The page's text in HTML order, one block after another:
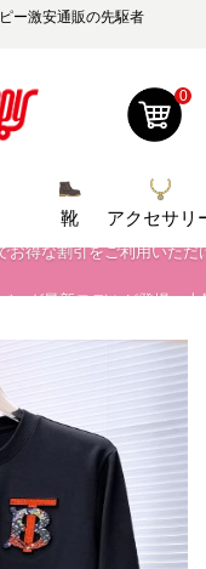
ー激安通販の先駆者
0
靴 アクセサリ
い。最高品質の再現度を
ッグ最新モデルが登場。
お得な割引をご利用いただ